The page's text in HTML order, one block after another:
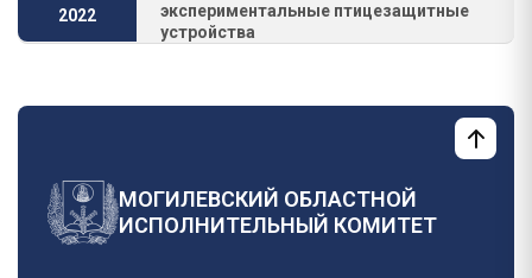
2022
экспериментальные птицезащитные
устройства
МОГИЛЕВСКИЙ ОБЛАСТНОЙ
ИСПОЛНИТЕЛЬНЫЙ КОМИТЕТ